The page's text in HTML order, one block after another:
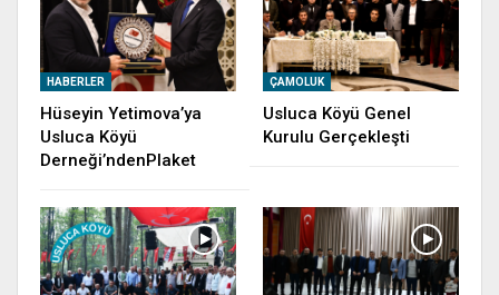
HABERLER
Hüseyin Yetimova’ya
Usluca Köyü
Derneği’ndenPlaket
ÇAMOLUK
Usluca Köyü Genel
Kurulu Gerçekleşti